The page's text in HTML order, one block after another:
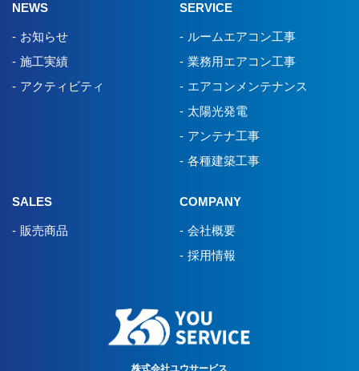
NEWS
お知らせ
施工実績
アクティビティ
SERVICE
ルームエアコン工事
業務用エアコン工事
エアコンメンテナンス
太陽光発電
アンテナ工事
各種建築工事
SALES
販売商品
COMPANY
会社概要
採用情報
株式会社ユウサービス